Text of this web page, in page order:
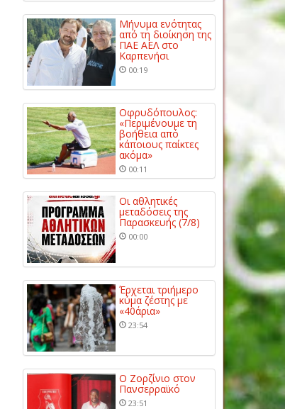
Μήνυμα ενότητας
από τη διοίκηση της
ΠΑΕ ΑΕΛ στο
Καρπενήσι
00:19
Οφρυδόπουλος:
«Περιμένουμε τη
βοήθεια από
κάποιους παίκτες
ακόμα»
00:11
Οι αθλητικές
μεταδόσεις της
Παρασκευής (7/8)
00:00
Έρχεται τριήμερο
κύμα ζέστης με
«40άρια»
23:54
Ο Ζορζίνιο στον
Πανσερραϊκό
23:51